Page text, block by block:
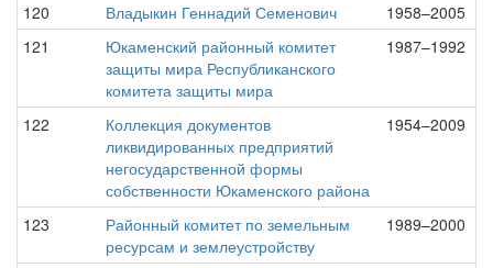
120 Владыкин Геннадий Семенович
1958–2005
121
Юкаменский районный комитет
защиты мира Республиканского
комитета защиты мира
1987–1992
122
Коллекция документов
ликвидированных предприятий
негосударственной формы
собственности Юкаменского района
1954–2009
123
Районный комитет по земельным
ресурсам и землеустройству
1989–2000